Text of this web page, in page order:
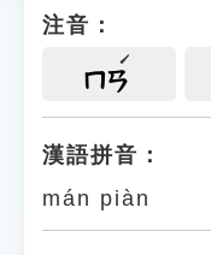
貓頭鷹博士
注音：
ㄇㄢ
漢語拼音：
mán piàn